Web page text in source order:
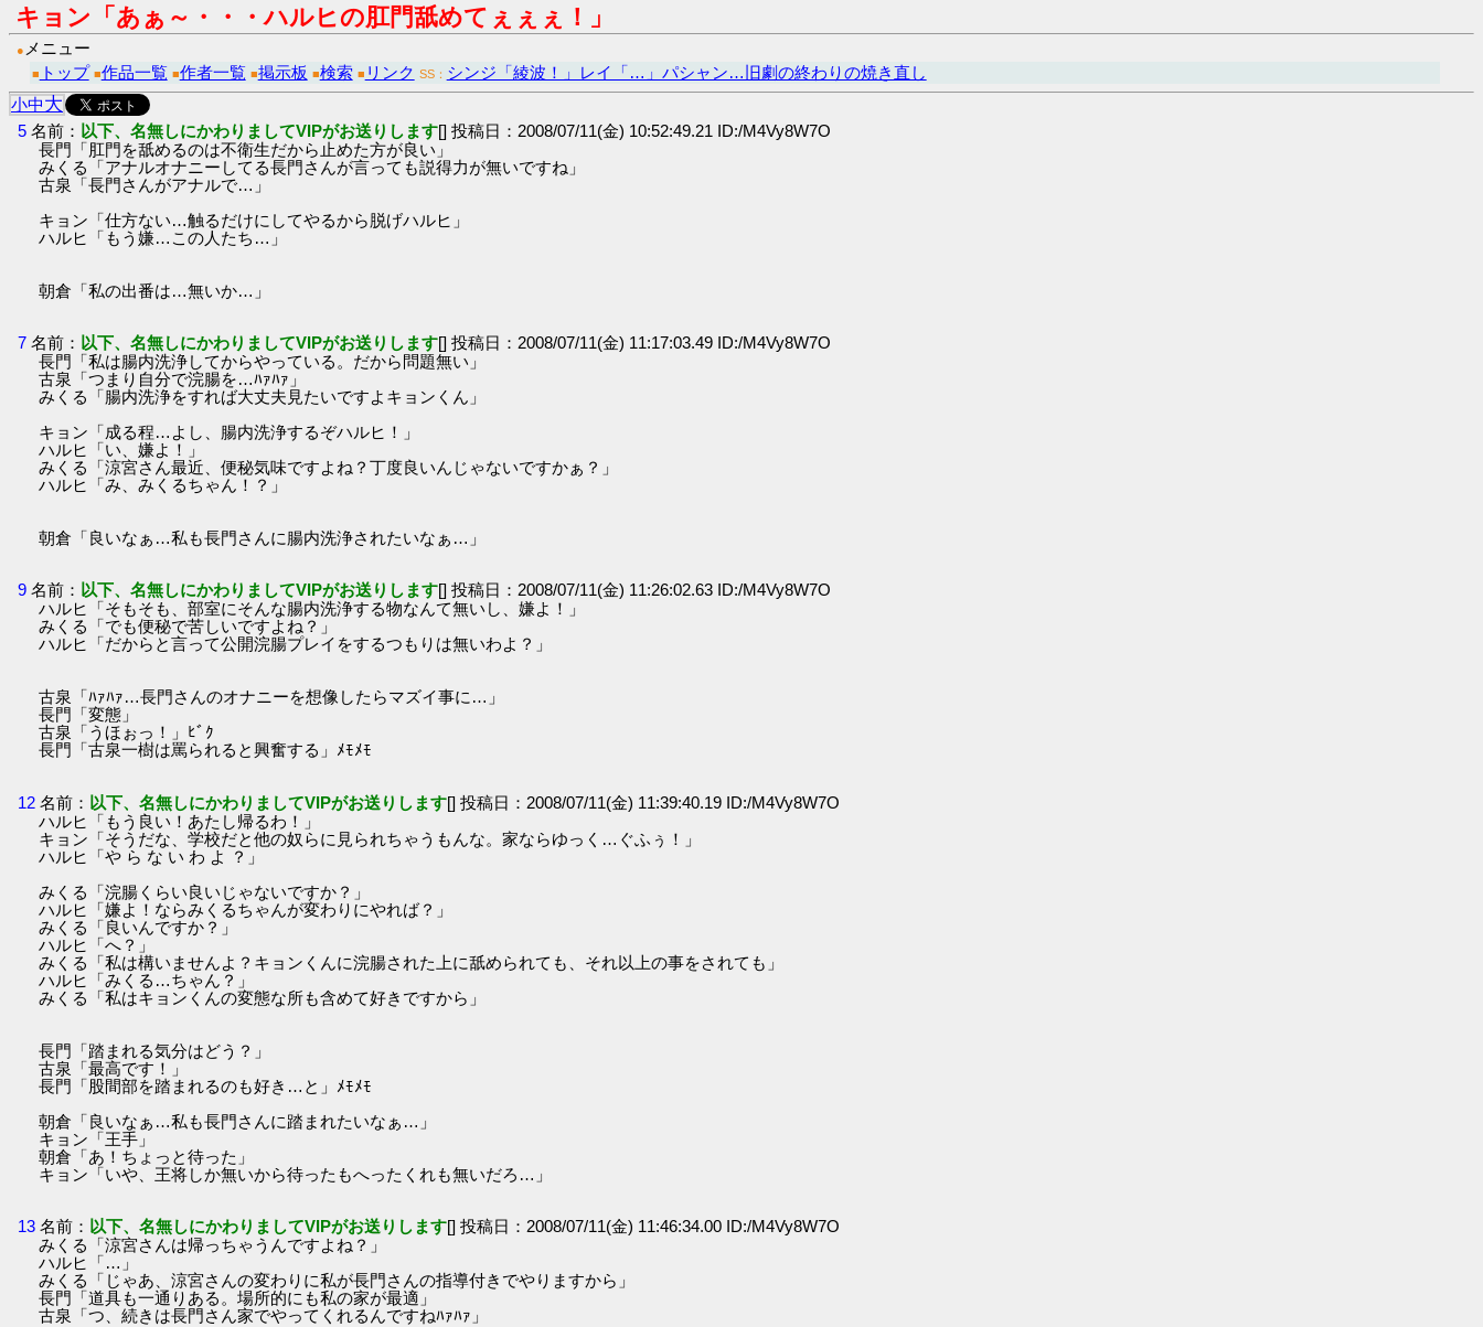
キョン「あぁ～・・・ハルヒの肛門舐めてぇぇぇ！」
● メニュー
■ トップ ■作品一覧 ■作者一覧 ■掲示板 ■検索 ■ リンク SS： シンジ「綾波！」レイ「…」パシャン…旧劇の終わりの焼き直し
小中大
5 名前： 以下、名無しにかわりましてVIPがお送りします[] 投稿日：2008/07/11(金) 10:52:49.21 ID:/M4Vy8W7O
長門「肛門を舐めるのは不衛生だから止めた方が良い」
みくる「アナルオナニーしてる長門さんが言っても説得力が無いですね」
古泉「長門さんがアナルで…」
キョン「仕方ない…触るだけにしてやるから脱げハルヒ」
ハルヒ「もう嫌…この人たち…」
朝倉「私の出番は…無いか…」
7 名前： 以下、名無しにかわりましてVIPがお送りします[] 投稿日：2008/07/11(金) 11:17:03.49 ID:/M4Vy8W7O
長門「私は腸内洗浄してからやっている。だから問題無い」
古泉「つまり自分で浣腸を…ﾊｧﾊｧ」
みくる「腸内洗浄をすれば大丈夫見たいですよキョンくん」
キョン「成る程…よし、腸内洗浄するぞハルヒ！」
ハルヒ「い、嫌よ！」
みくる「涼宮さん最近、便秘気味ですよね？丁度良いんじゃないですかぁ？」
ハルヒ「み、みくるちゃん！？」
朝倉「良いなぁ…私も長門さんに腸内洗浄されたいなぁ…」
9 名前： 以下、名無しにかわりましてVIPがお送りします[] 投稿日：2008/07/11(金) 11:26:02.63 ID:/M4Vy8W7O
ハルヒ「そもそも、部室にそんな腸内洗浄する物なんて無いし、嫌よ！」
みくる「でも便秘で苦しいですよね？」
ハルヒ「だからと言って公開浣腸プレイをするつもりは無いわよ？」
古泉「ﾊｧﾊｧ…長門さんのオナニーを想像したらマズイ事に…」
長門「変態」
古泉「うほぉっ！」ﾋﾞｸ
長門「古泉一樹は罵られると興奮する」ﾒﾓﾒﾓ
12 名前： 以下、名無しにかわりましてVIPがお送りします[] 投稿日：2008/07/11(金) 11:39:40.19 ID:/M4Vy8W7O
ハルヒ「もう良い！あたし帰るわ！」
キョン「そうだな、学校だと他の奴らに見られちゃうもんな。家ならゆっく…ぐふぅ！」
ハルヒ「や ら な い わ よ ？」
みくる「浣腸くらい良いじゃないですか？」
ハルヒ「嫌よ！ならみくるちゃんが変わりにやれば？」
みくる「良いんですか？」
ハルヒ「へ？」
みくる「私は構いませんよ？キョンくんに浣腸された上に舐められても、それ以上の事をされても」
ハルヒ「みくる…ちゃん？」
みくる「私はキョンくんの変態な所も含めて好きですから」
長門「踏まれる気分はどう？」
古泉「最高です！」
長門「股間部を踏まれるのも好き…と」ﾒﾓﾒﾓ
朝倉「良いなぁ…私も長門さんに踏まれたいなぁ…」
キョン「王手」
朝倉「あ！ちょっと待った」
キョン「いや、王将しか無いから待ったもへったくれも無いだろ…」
13 名前： 以下、名無しにかわりましてVIPがお送りします[] 投稿日：2008/07/11(金) 11:46:34.00 ID:/M4Vy8W7O
みくる「涼宮さんは帰っちゃうんですよね？」
ハルヒ「…」
みくる「じゃあ、涼宮さんの変わりに私が長門さんの指導付きでやりますから」
長門「道具も一通りある。場所的にも私の家が最適」
古泉「つ、続きは長門さん家でやってくれるんですねﾊｧﾊｧ」